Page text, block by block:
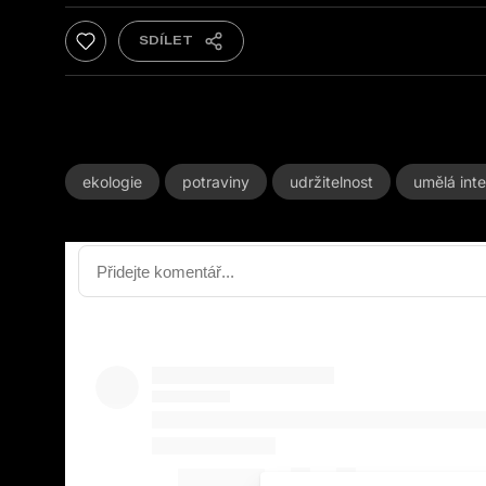
ekologie potraviny udržitelnost umělá